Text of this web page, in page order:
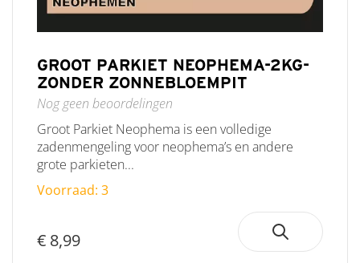
GROOT PARKIET NEOPHEMA-2KG-
ZONDER ZONNEBLOEMPIT
Nog geen beoordelingen
Groot Parkiet Neophema is een volledige
zadenmengeling voor neophema’s en andere
grote parkieten...
Voorraad: 3
€ 8,99